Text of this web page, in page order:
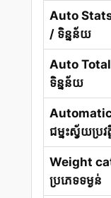
Auto
/ ទិន្នន័យ
Auto
ទិន្នន័យ
ជម្នះស្វ័យប្រវត្
Weight
ប្រភេទទម្ងន់